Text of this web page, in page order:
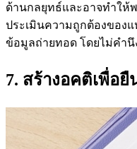
ด้านกลยุทธ์และอาจทำให้
ประเมินความถูกต้องของ
ข้อมูลถ่ายทอด โดยไม่คำ
7. สร้างอคติเพื่อ